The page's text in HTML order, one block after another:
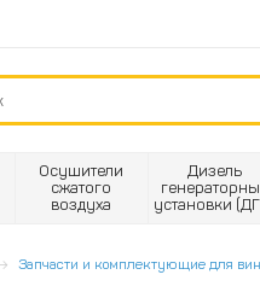
Осушители
сжатого
воздуха
Дизель
установки
Запчасти и комплектующие для